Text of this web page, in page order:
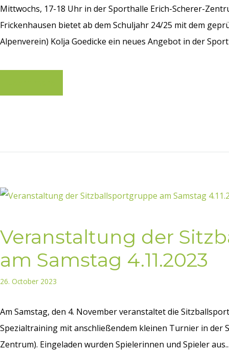
Mittwochs, 17-18 Uhr in der Sporthalle Erich-Scherer-
Frickenhausen bietet ab dem Schuljahr 24/25 mit dem
Alpenverein) Kolja Goedicke ein neues Angebot in der
Veranstaltung der
am Samstag 4.11.2023
26. October 2023
Am Samstag, den 4. November veranstaltet die
Spezialtraining mit anschließendem kleinen Turnier in der
Zentrum). Eingeladen wurden Spielerinnen und Spieler